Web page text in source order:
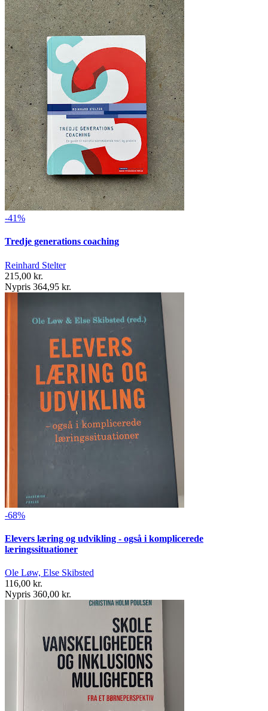
-41%
Tredje generations coaching
Reinhard Stelter
215,00 kr.
Nypris 364,95 kr.
-68%
Elevers læring og udvikling - også i komplicerede
læringssituationer
Ole Løw, Else Skibsted
116,00 kr.
Nypris 360,00 kr.